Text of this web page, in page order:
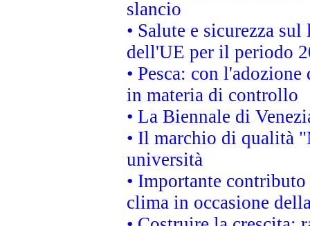
slancio
• Salute e sicurezza
dell'UE per il periodo
• Pesca: con
in materia di controllo
• La Biennale di
• Il marchio di qualità
università
• Importante
clima in occasione